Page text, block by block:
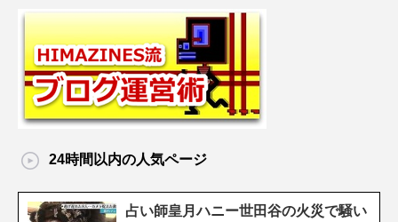
24時間以内の人気ページ
占い師皇月ハニー世田谷の火災で騒い